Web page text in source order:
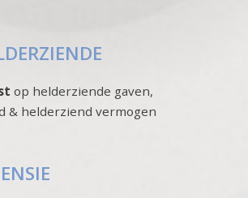
op helderziende gaven,
& helderziend vermogen